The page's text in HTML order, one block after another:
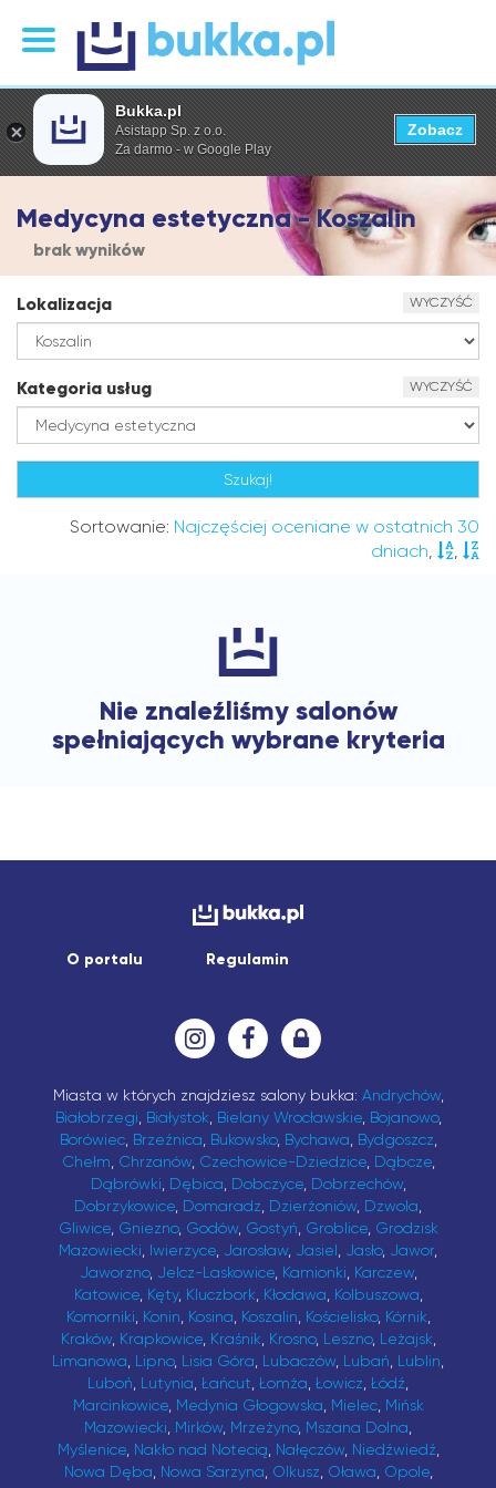
Medycyna estetyczna - Koszalin
brak wyników
Lokalizacja WYCZYŚĆ
Kategoria usług WYCZYŚĆ
Sortowanie: Najczęściej oceniane w ostatnich 30
dniach, ,
Nie znaleźliśmy salonów
spełniających wybrane kryteria
O portalu Regulamin
Miasta w których znajdziesz salony bukka: Andrychów,
Białobrzegi, Białystok, Bielany Wrocławskie, Bojanowo,
Borówiec, Brzeźnica, Bukowsko, Bychawa, Bydgoszcz,
Chełm, Chrzanów, Czechowice-Dziedzice, Dąbcze,
Dąbrówki, Dębica, Dobczyce, Dobrzechów,
Dobrzykowice, Domaradz, Dzierżoniów, Dzwola,
Gliwice, Gniezno, Godów, Gostyń, Groblice, Grodzisk
Mazowiecki, Iwierzyce, Jarosław, Jasiel, Jasło, Jawor,
Jaworzno, Jelcz-Laskowice, Kamionki, Karczew,
Katowice, Kęty, Kluczbork, Kłodawa, Kolbuszowa,
Komorniki, Konin, Kosina, Koszalin, Kościelisko, Kórnik,
Kraków, Krapkowice, Kraśnik, Krosno, Leszno, Leżajsk,
Limanowa, Lipno, Lisia Góra, Lubaczów, Lubań, Lublin,
Luboń, Lutynia, Łańcut, Łomża, Łowicz, Łódź,
Marcinkowice, Medynia Głogowska, Mielec, Mińsk
Mazowiecki, Mirków, Mrzeżyno, Mszana Dolna,
Myślenice, Nakło nad Notecią, Nałęczów, Niedźwiedź,
Nowa Dęba, Nowa Sarzyna, Olkusz, Oława, Opole,
Bukka.pl
Asistapp Sp. z o.o.
Za darmo - w Google Play
Zobacz